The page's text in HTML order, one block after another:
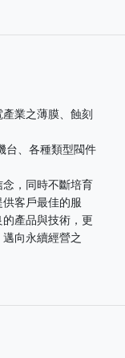
業之薄膜、蝕刻
台、各種類型閥件
，同時不斷培育
客戶最佳的服
產品與技術，更
向永續經營之